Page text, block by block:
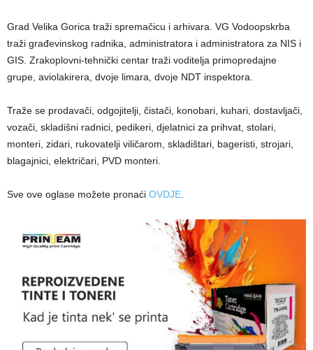
Grad Velika Gorica traži spremačicu i arhivara. VG Vodoopskrba
traži građevinskog radnika, administratora i administratora za NIS i
GIS. Zrakoplovni-tehnički centar traži voditelja primopredajne
grupe, aviolakirera, dvoje limara, dvoje NDT inspektora.
Traže se prodavači, odgojitelji, čistači, konobari, kuhari, dostavljači,
vozači, skladišni radnici, pedikeri, djelatnici za prihvat, stolari,
monteri, zidari, rukovatelji viličarom, skladištari, bageristi, strojari,
blagajnici, električari, PVD monteri.
Sve ove oglase možete pronaći OVDJE